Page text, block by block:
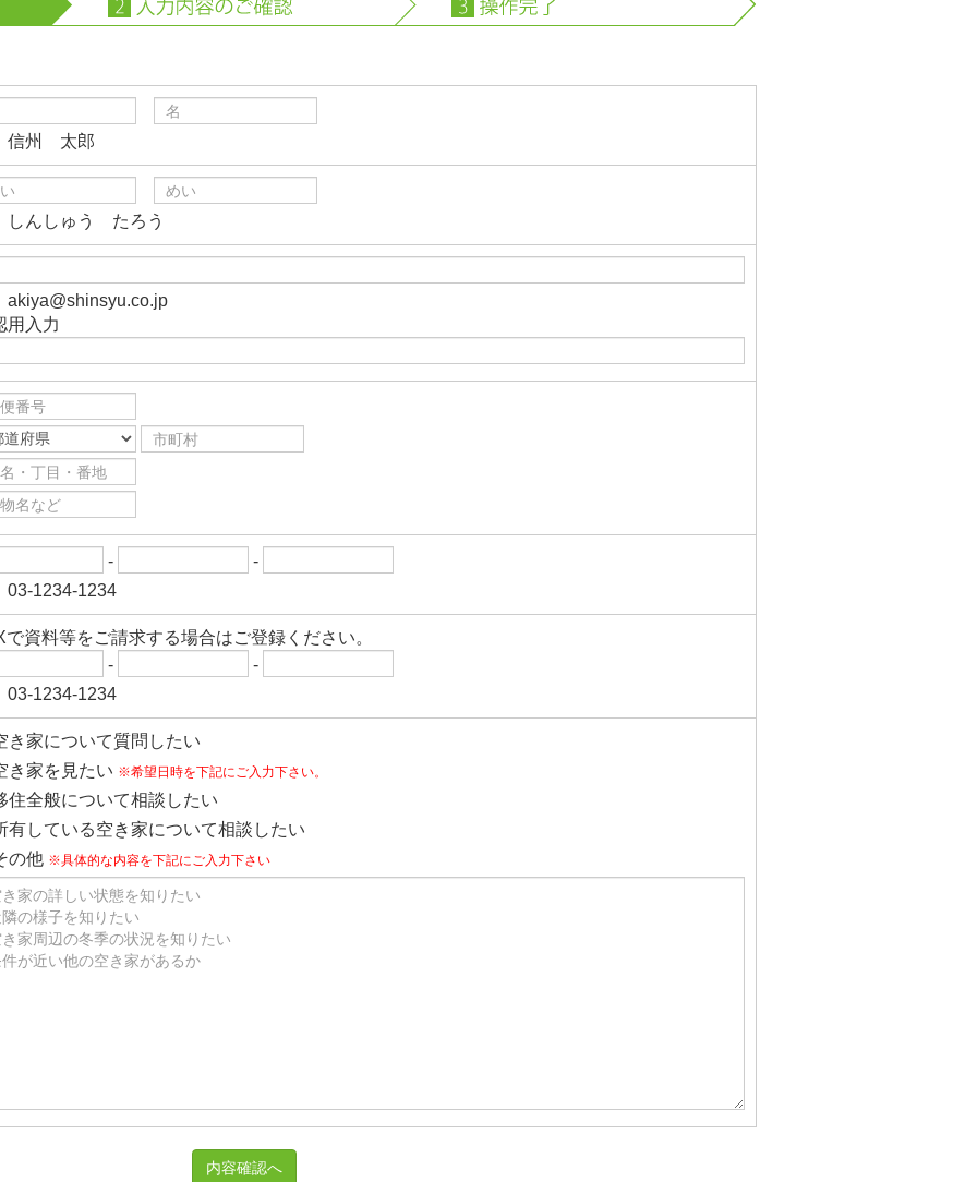
信州 太郎
しんしゅう たろう
akiya@shinsyu.co.jp
用入力
-
-
03-1234-1234
で資料等をご請求する場合はご登録ください。
-
-
03-1234-1234
き家について質問したい
き家を見たい ※希望日時を下記にご入力下さい。
住全般について相談したい
有している空き家について相談したい
の他 ※具体的な内容を下記にご入力下さい
内容確認へ